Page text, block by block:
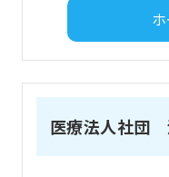
医療法人社団